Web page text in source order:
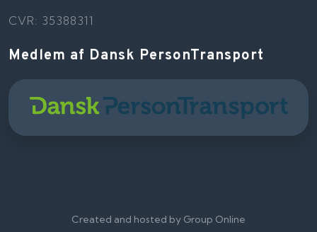
CVR: 35388311
Medlem af Dansk PersonTransport
Created and hosted by Group Online